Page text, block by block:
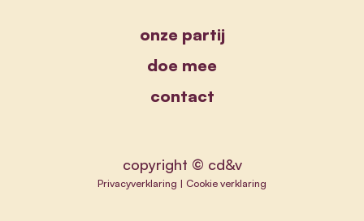
onze partij
doe mee
contact
copyright © cd&v
Privacyverklaring | Cookie verklaring